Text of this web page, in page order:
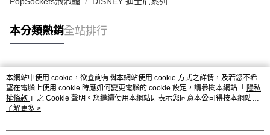
本分類熱銷全站排行
熱門標籤
本網站中使用 cookie，欲查詢有關本網站使用 cookie 方式之詳情，及若您不希
望在電腦上使用 cookie 時應如何變更電腦的 cookie 設定，請參閱本網站「 隱私
權條款 」之 Cookie 聲明。您繼續使用本網站即表示您同意本公司得按本網站使
用條款之 Cookie 聲明使用 cookie。
了解更多 >